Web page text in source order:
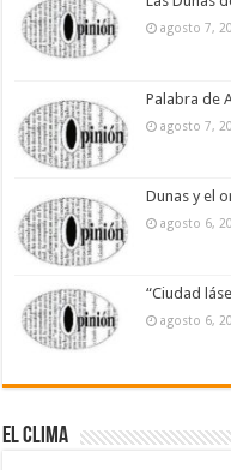
agosto 7,
Palabra de
agosto 7,
Dunas y el
agosto 6,
“Ciudad
agosto 6,
El Clima